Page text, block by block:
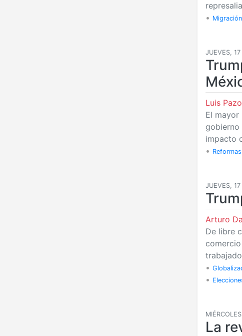
• Migración
JUEVES,
Luis
El
gobierno
impacto
•
JUEVES,
Arturo
De libre
•
•
La